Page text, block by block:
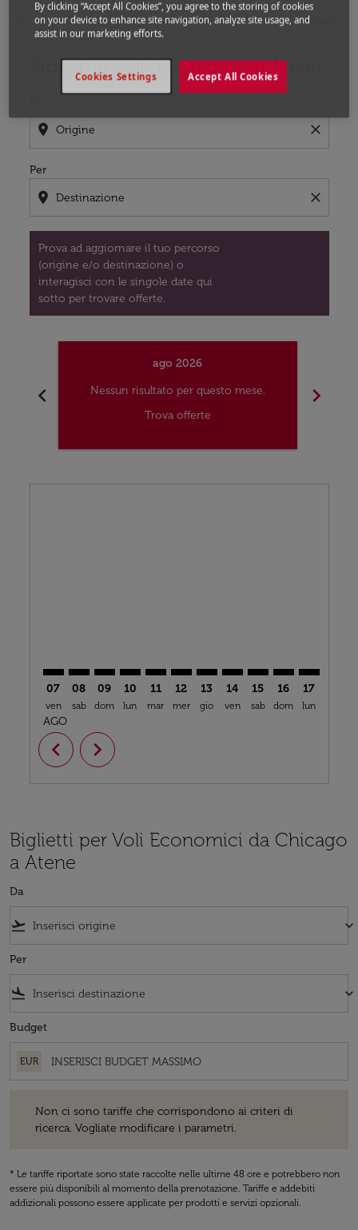
Home Voli Voli per Grecia Voli Chicago - Atene
Prossimo voli da Chicago a Atene
location_on close
Per
location_on close
Prova ad aggiornare il tuo percorso
(origine e/o destinazione) o
interagisci con le singole date qui
sotto per trovare offerte.
Prova ad aggiornare il tuo percorso (origine e/o
chevron_left
ago 2026
Nessun risultato per questo mese.
Trova offerte
chevron_right
07
ven
AGO
08
sab
09
dom
10
lun
11
mar
12
mer
13
gio
14
ven
15
sab
16
dom
17
lun
chevron_left chevron_right
Biglietti per Voli Economici da Chicago
a Atene
Da
flight_takeoff keyboard_arrow_down
Per
flight_land keyboard_arrow_down
Budget
EUR
Non ci sono tariffe che corrispondono ai criteri di
ricerca. Vogliate modificare i parametri.
* Le tariffe riportate sono state raccolte nelle ultime 48 ore e potrebbero non
essere più disponibili al momento della prenotazione. Tariffe e addebiti
addizionali possono essere applicate per prodotti e servizi opzionali.
By clicking “Accept All Cookies”, you agree to the storing of cookies
on your device to enhance site navigation, analyze site usage, and
assist in our marketing efforts.
Accept All Cookies
Cookies Settings